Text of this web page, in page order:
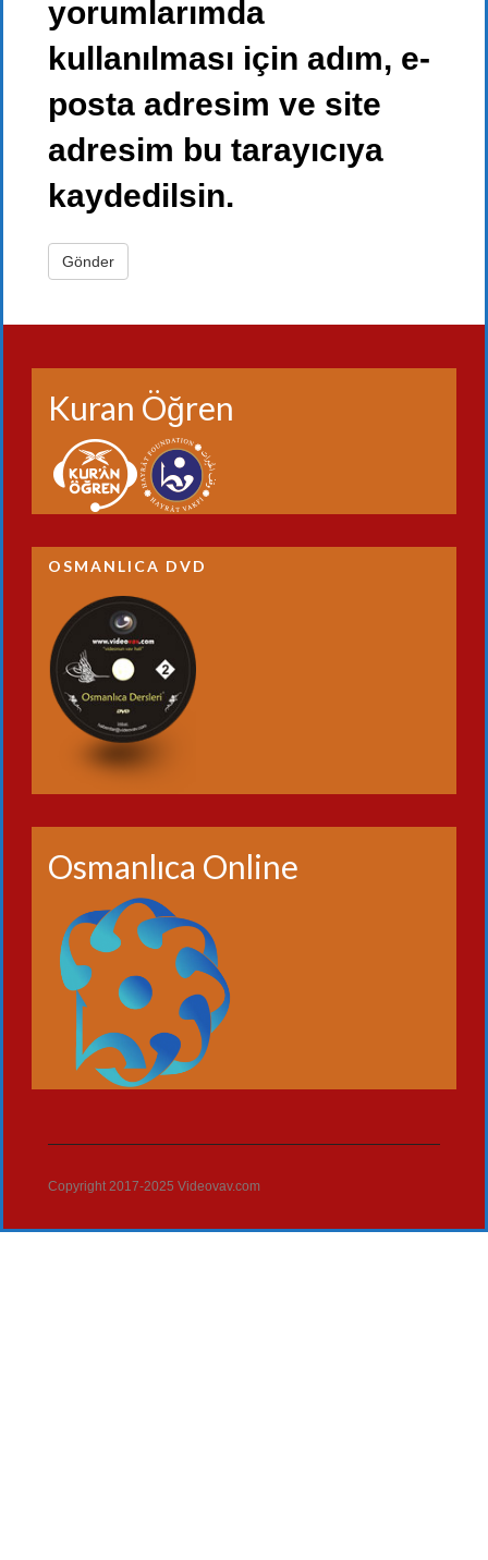
yorumlarımda
kullanılması için adım, e-
posta adresim ve site
adresim bu tarayıcıya
kaydedilsin.
Kuran Öğren
OSMANLICA DVD
Osmanlıca Online
Copyright 2017-2025 Videovav.com